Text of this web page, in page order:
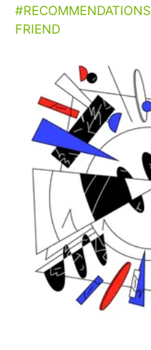
RECOMMENDATIONS
FRIEND